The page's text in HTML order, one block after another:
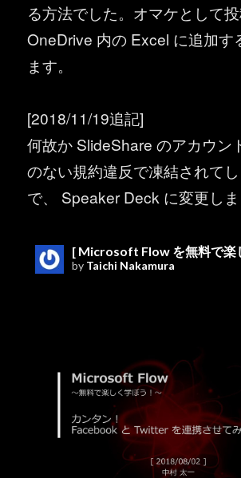
る方法でした。オマケとして
OneDrive 内の Excel に追加す
ます。
[2018/11/19追記]
何故か SlideShare のアカウン
のない規約違反で凍結されて
で、 Speaker Deck に変更しま